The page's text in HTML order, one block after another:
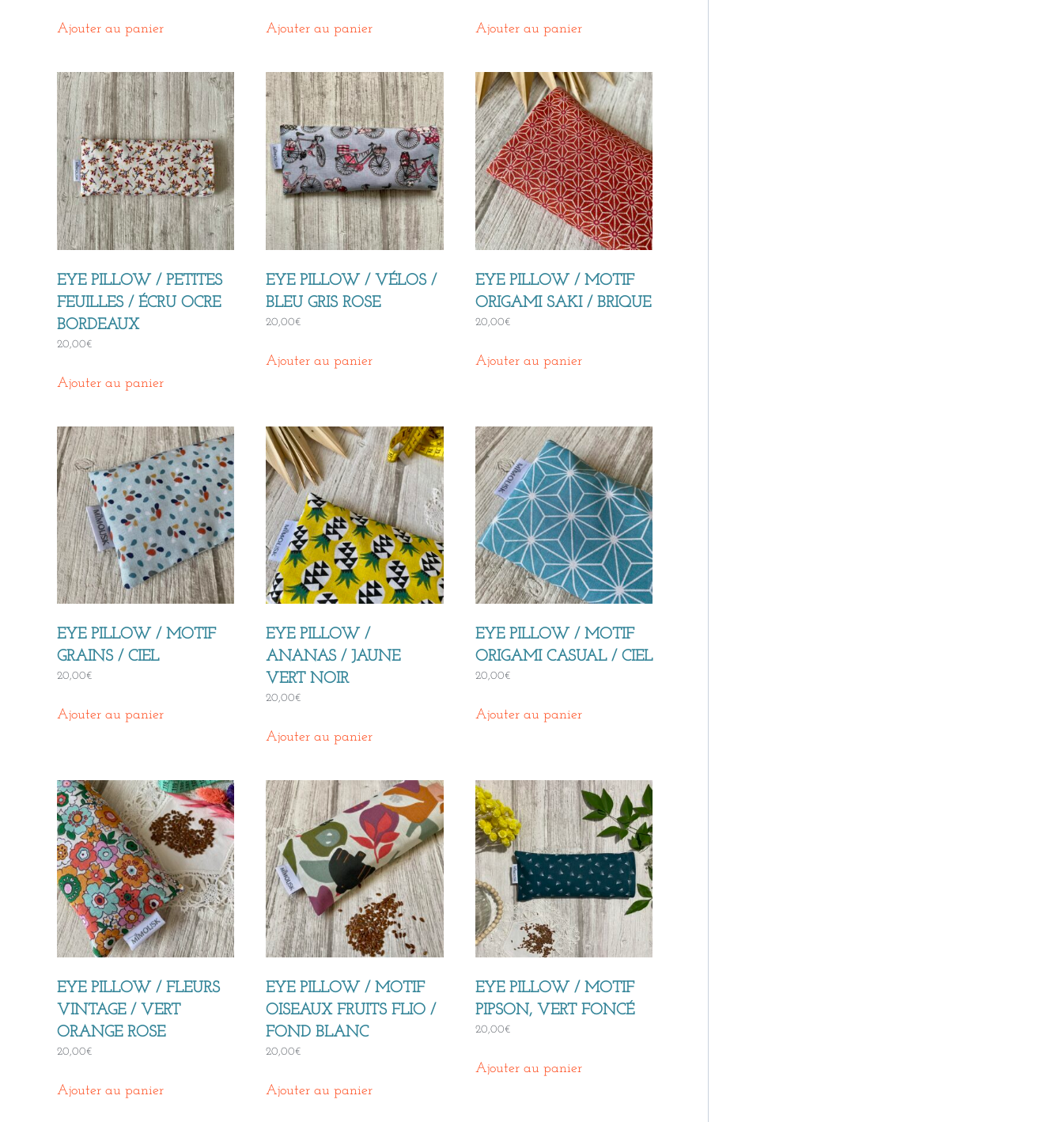
Ajouter au panier Ajouter au panier Ajouter au panier
EYE PILLOW / PETITES
FEUILLES / ÉCRU OCRE
BORDEAUX
20,00€
Ajouter au panier
EYE PILLOW / VÉLOS /
BLEU GRIS ROSE
20,00€
Ajouter au panier
EYE PILLOW / MOTIF
ORIGAMI SAKI / BRIQUE
20,00€
Ajouter au panier
EYE PILLOW / MOTIF
GRAINS / CIEL
20,00€
Ajouter au panier
EYE PILLOW /
ANANAS / JAUNE
VERT NOIR
20,00€
Ajouter au panier
EYE PILLOW / MOTIF
ORIGAMI CASUAL / CIEL
20,00€
Ajouter au panier
EYE PILLOW / FLEURS
VINTAGE / VERT
ORANGE ROSE
20,00€
Ajouter au panier
EYE PILLOW / MOTIF
OISEAUX FRUITS FLIO /
FOND BLANC
20,00€
Ajouter au panier
EYE PILLOW / MOTIF
PIPSON, VERT FONCÉ
20,00€
Ajouter au panier